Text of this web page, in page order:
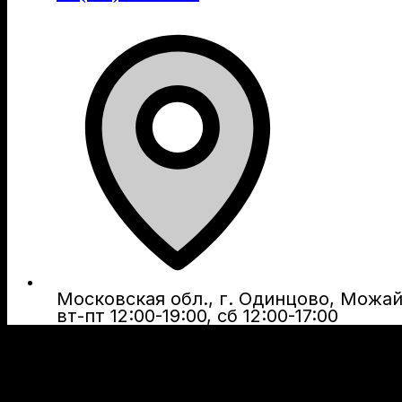
Московская обл., г. Одинцово,
вт-пт 12:00-19:00, сб 12:00-17:00